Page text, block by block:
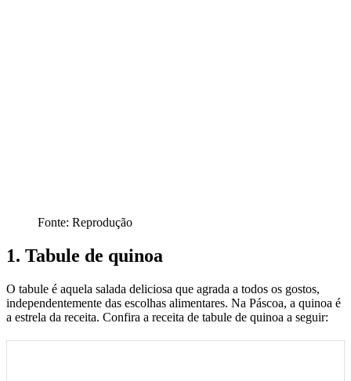
Fonte: Reprodução
1. Tabule de quinoa
O tabule é aquela salada deliciosa que agrada a todos os gostos,
independentemente das escolhas alimentares. Na Páscoa, a quinoa é
a estrela da receita. Confira a receita de tabule de quinoa a seguir: